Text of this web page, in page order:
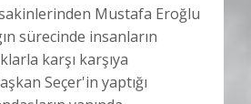
Mustafa Eroğlu
sürecinde insanların
karşı karşıya
Seçer'in yaptığı